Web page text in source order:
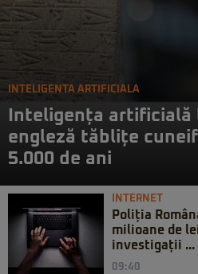
INTELIGENTA ARTIFICIALA
Inteligența artificială
engleză tăblițe
5.000 de ani
INTERNET
Poliția
milioane de
investigații ...
09:40